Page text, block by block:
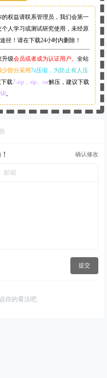
权益请联系管理员， 我们会第一
人学习或测试研究使用，未经原
径！请在下载24小时内删除！
升级会员或者成为认证用户。 全站
少部分采用7z压缩， 为防止有人压
载7-zip，zip、rar解压，建议下载
。
确认修改
提交
你的看法吧